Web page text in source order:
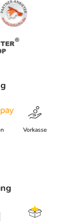
Vorkasse